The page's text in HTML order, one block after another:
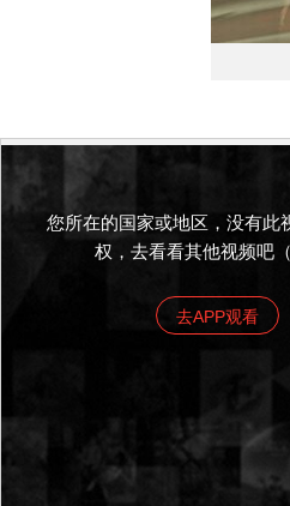
您所在的国家或地区，没有此
权，去看看其他视频吧（
去APP观看